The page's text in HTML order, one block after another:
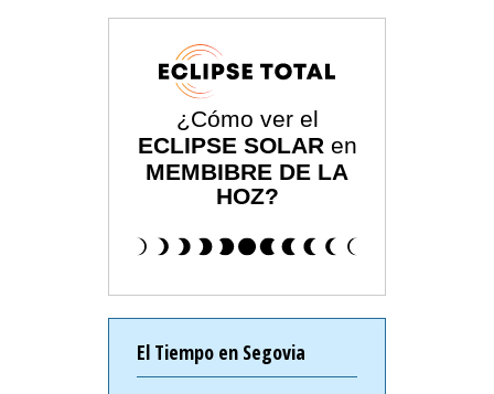
¿Cómo ver el
ECLIPSE SOLAR en
MEMBIBRE DE LA
HOZ?
El Tiempo en Segovia